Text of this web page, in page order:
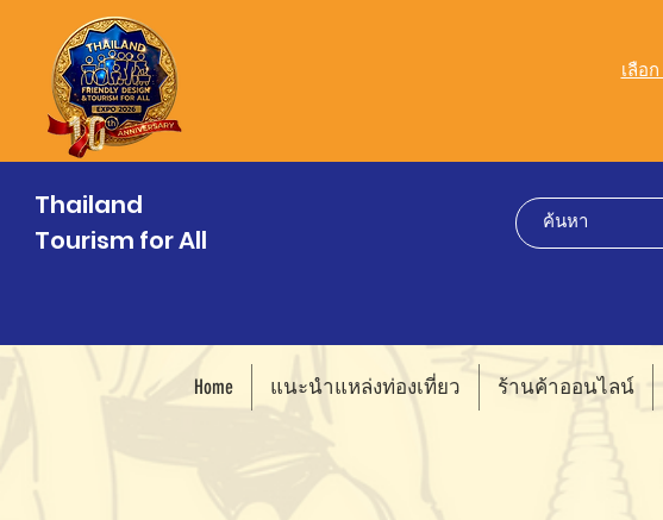
เลือ
Thailand
Tourism for All
Home แนะนำแหล่งท่องเที่ยว ร้านค้าออนไลน์